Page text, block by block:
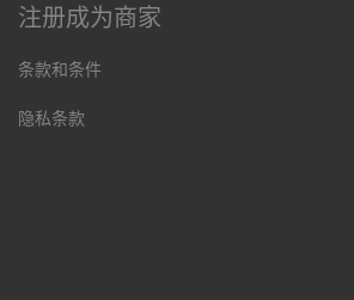
注册成为商家
条款和条件
隐私条款